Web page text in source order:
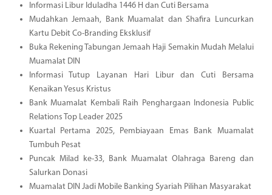
Informasi Libur Iduladha 1446 H dan Cuti Bersama
Mudahkan Jemaah, Bank Muamalat dan Shafira Luncurkan
Kartu Debit Co-Branding Eksklusif
Buka Rekening Tabungan Jemaah Haji Semakin Mudah Melalui
Muamalat DIN
Informasi Tutup Layanan Hari Libur dan Cuti Bersama
Kenaikan Yesus Kristus
Bank Muamalat Kembali Raih Penghargaan Indonesia Public
Relations Top Leader 2025
Kuartal Pertama 2025, Pembiayaan Emas Bank Muamalat
Tumbuh Pesat
Puncak Milad ke-33, Bank Muamalat Olahraga Bareng dan
Salurkan Donasi
Muamalat DIN Jadi Mobile Banking Syariah Pilihan Masyarakat